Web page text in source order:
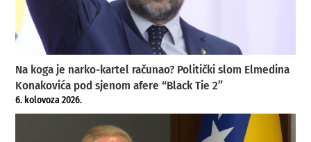
Na koga je narko-kartel računao? Politički slom Elmedina
Konakovića pod sjenom afere “Black Tie 2”
6. kolovoza 2026.